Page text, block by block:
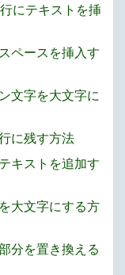
にテキストを挿
ペースを挿入す
文字を大文字に
に残す方法
キストを追加す
大文字にする方
分を置き換える